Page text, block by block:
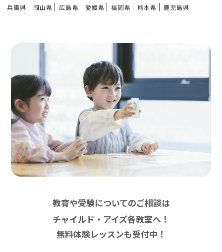
兵庫県
岡山県 広島県 愛媛県 福岡県 熊本県 鹿児島県
教育や受験についてのご相談は
チャイルド・アイズ各教室へ！
無料体験レッスンも受付中！